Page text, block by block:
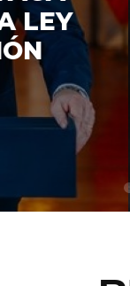
DE
Ver más